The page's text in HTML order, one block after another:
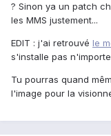
? Sinon ya un patch
les MMS justement...
EDIT : j'ai retrouvé le
s'installe pas
Tu pourras quand
l'image pour la